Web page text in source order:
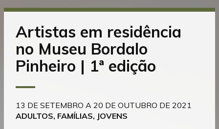
Artistas em residência
no Museu Bordalo
Pinheiro | 1ª edição
13 DE SETEMBRO A 20 DE OUTUBRO DE 2021
ADULTOS, FAMÍLIAS, JOVENS